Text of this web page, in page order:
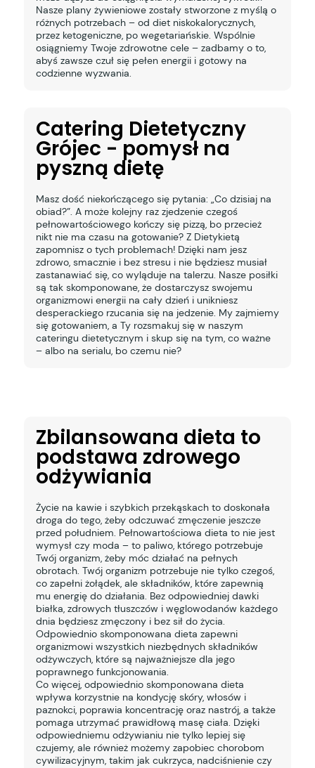
Nasze plany żywieniowe zostały stworzone z myślą o
różnych potrzebach – od diet niskokalorycznych,
przez ketogeniczne, po wegetariańskie. Wspólnie
osiągniemy Twoje zdrowotne cele – zadbamy o to,
abyś zawsze czuł się pełen energii i gotowy na
codzienne wyzwania.
Catering Dietetyczny
Grójec - pomysł na
pyszną dietę
Masz dość niekończącego się pytania: „Co dzisiaj na
obiad?”. A może kolejny raz zjedzenie czegoś
pełnowartościowego kończy się pizzą, bo przecież
nikt nie ma czasu na gotowanie? Z Dietykietą
zapomnisz o tych problemach! Dzięki nam jesz
zdrowo, smacznie i bez stresu i nie będziesz musiał
zastanawiać się, co wyląduje na talerzu. Nasze posiłki
są tak skomponowane, że dostarczysz swojemu
organizmowi energii na cały dzień i unikniesz
desperackiego rzucania się na jedzenie. My zajmiemy
się gotowaniem, a Ty rozsmakuj się w naszym
cateringu dietetycznym i skup się na tym, co ważne
– albo na serialu, bo czemu nie?
Zbilansowana dieta to
podstawa zdrowego
odżywiania
Życie na kawie i szybkich przekąskach to doskonała
droga do tego, żeby odczuwać zmęczenie jeszcze
przed południem. Pełnowartościowa dieta to nie jest
wymysł czy moda – to paliwo, którego potrzebuje
Twój organizm, żeby móc działać na pełnych
obrotach. Twój organizm potrzebuje nie tylko czegoś,
co zapełni żołądek, ale składników, które zapewnią
mu energię do działania. Bez odpowiedniej dawki
białka, zdrowych tłuszczów i węglowodanów każdego
dnia będziesz zmęczony i bez sił do życia.
Odpowiednio skomponowana dieta zapewni
organizmowi wszystkich niezbędnych składników
odżywczych, które są najważniejsze dla jego
poprawnego funkcjonowania.
Co więcej, odpowiednio skomponowana dieta
wpływa korzystnie na kondycję skóry, włosów i
paznokci, poprawia koncentrację oraz nastrój, a także
pomaga utrzymać prawidłową masę ciała. Dzięki
odpowiedniemu odżywianiu nie tylko lepiej się
czujemy, ale również możemy zapobiec chorobom
cywilizacyjnym, takim jak cukrzyca, nadciśnienie czy